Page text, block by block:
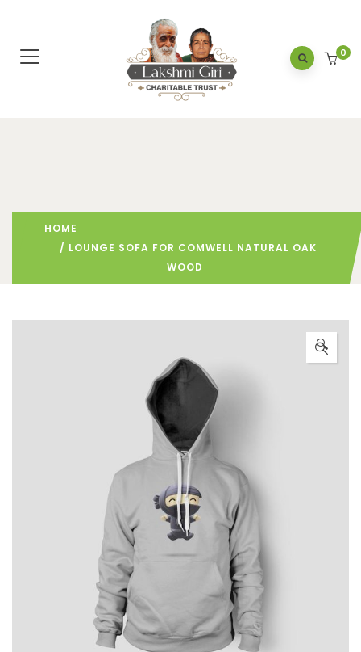
0
HOME
/ LOUNGE SOFA FOR COMWELL NATURAL OAK
WOOD
🔍